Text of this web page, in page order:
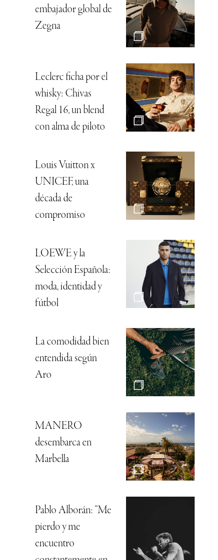
embajador global de
Zegna
Leclerc ficha por el
whisky: Chivas
Regal 16, un blend
con alma de piloto
Louis Vuitton x
UNICEF, una
década de
compromiso
LOEWE y la
Selección Española:
moda, identidad y
fútbol
La comodidad bien
entendida según
Aro
MANERO
desembarca en
Marbella
Pablo Alborán: “Me
pierdo y me
encuentro